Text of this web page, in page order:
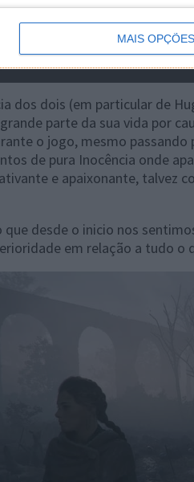
MAIS OPÇÕES
dos dois (em particular de
parte da sua vida por
o jogo, mesmo
de pura Inocência onde
e apaixonante, talvez
que desde o inicio nos
em relação a tudo o